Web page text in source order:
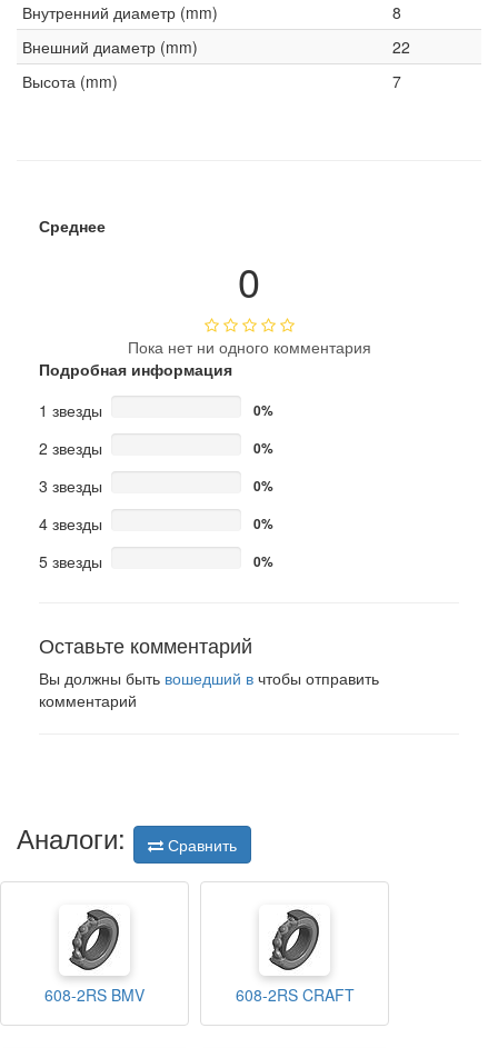
Внутренний диаметр (mm)
8
Внешний диаметр (mm)
22
Высота (mm)
7
Среднее
0
Пока нет ни одного комментария
Подробная информация
1 звезды
0%
2 звезды 0%
3 звезды 0%
4 звезды 0%
5 звезды 0%
Оставьте комментарий
Вы должны быть вошедший в чтобы отправить
комментарий
Аналоги: Сравнить
608-2RS BMV 608-2RS CRAFT